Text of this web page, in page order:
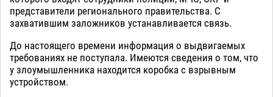
представители регионального правительства. С
захватившим заложников устанавливается связь.
До настоящего времени информация о выдвигаемых
требованиях не поступала. Имеются сведения о том, что
у злоумышленника находится коробка с взрывным
устройством.